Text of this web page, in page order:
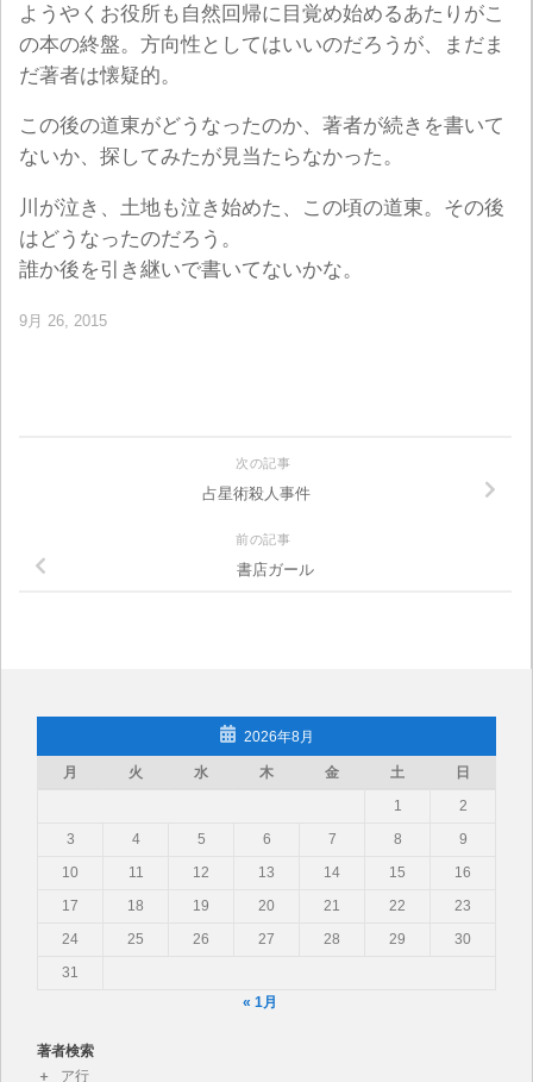
ようやくお役所も自然回帰に目覚め始めるあたりがこ
の本の終盤。方向性としてはいいのだろうが、まだま
だ著者は懐疑的。
この後の道東がどうなったのか、著者が続きを書いて
ないか、探してみたが見当たらなかった。
川が泣き、土地も泣き始めた、この頃の道東。その後
はどうなったのだろう。
誰か後を引き継いで書いてないかな。
9月 26, 2015
次の記事
占星術殺人事件
前の記事
書店ガール
2026年8月
月 火 水 木 金 土
日
1
2
3
4 5 6 7 8
9
10
11 12 13 14 15
16
17
18 19 20 21 22
23
24
25 26 27 28 29
30
31
« 1月
著者検索
ア行